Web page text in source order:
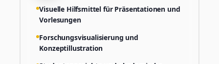
Visuelle Hilfsmittel für Präsentationen und
Vorlesungen
Forschungsvisualisierung und
Konzeptillustration